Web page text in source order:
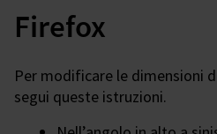
Firefox
Per modificare le dimensioni
segui queste istruzioni.